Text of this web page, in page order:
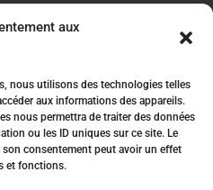
aux
nous utilisons des technologies telles
aux informations des appareils.
nous permettra de traiter des données
ou les ID uniques sur ce site. Le
consentement peut avoir un effet
et fonctions.